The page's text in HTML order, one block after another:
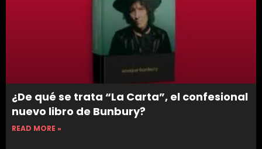
¿De qué se trata “La Carta”, el confesional
nuevo libro de Bunbury?
READ MORE »